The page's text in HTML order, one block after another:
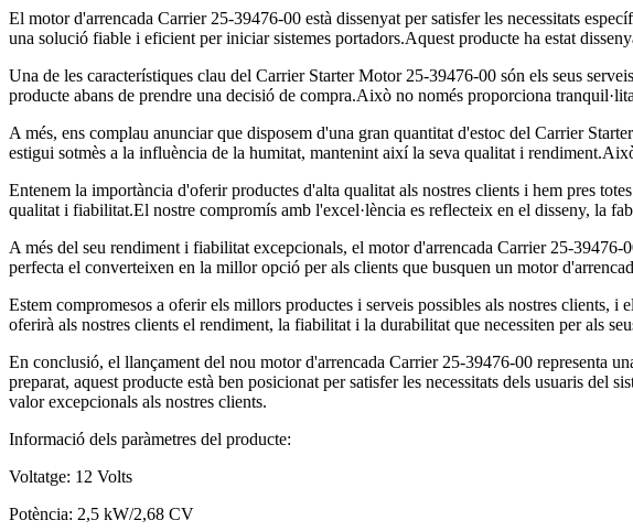
El motor d'arrencada Carrier 25-39476-00 està dissenyat per satisfer les necessitats
una solució fiable i eficient per iniciar sistemes portadors.Aquest producte ha estat
Una de les característiques clau del Carrier Starter Motor 25-39476-00 són els seus
producte abans de prendre una decisió de compra.Això no només proporciona
A més, ens complau anunciar que disposem d'una gran quantitat d'estoc del Carrier
estigui sotmès a la influència de la humitat, mantenint així la seva qualitat i
Entenem la importància d'oferir productes d'alta qualitat als nostres clients i hem pres
qualitat i fiabilitat.El nostre compromís amb l'excel·lència es reflecteix en el disseny, la
A més del seu rendiment i fiabilitat excepcionals, el motor d'arrencada Carrier 25-
perfecta el converteixen en la millor opció per als clients que busquen un motor
Estem compromesos a oferir els millors productes i serveis possibles als nostres clients,
oferirà als nostres clients el rendiment, la fiabilitat i la durabilitat que necessiten per als
En conclusió, el llançament del nou motor d'arrencada Carrier 25-39476-00 representa
preparat, aquest producte està ben posicionat per satisfer les necessitats dels usuaris del
valor excepcionals als nostres clients.
Informació dels paràmetres del producte:
Voltatge: 12 Volts
Potència: 2,5 kW/2,68 CV